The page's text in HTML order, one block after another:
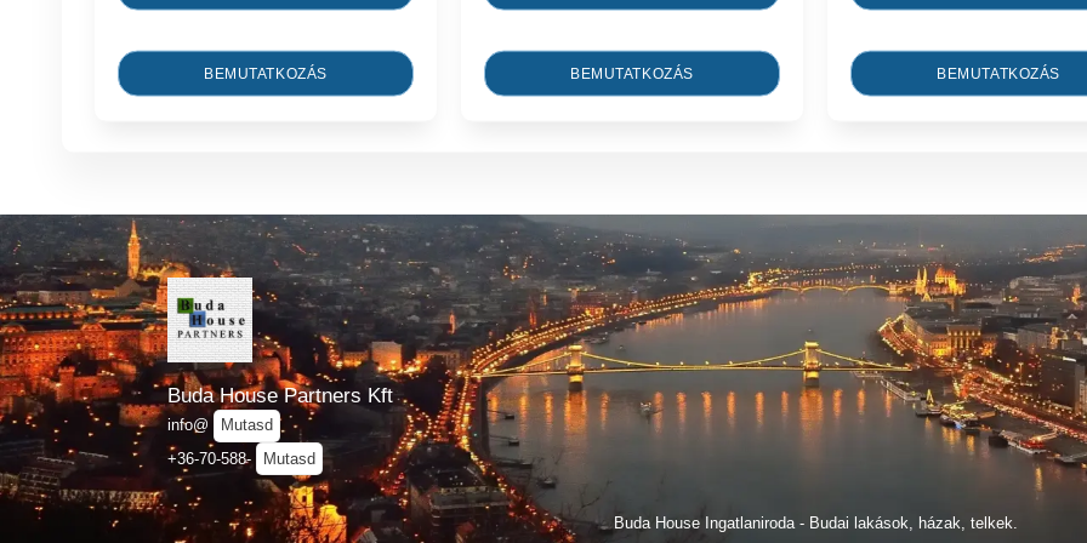
BEMUTATKOZÁS BEMUTATKOZÁS BEMUTATKOZÁS
Buda House Partners Kft
info@
Mutasd
+36-70-588-
Mutasd
Buda House Ingatlaniroda - Budai lakások, házak, telkek.